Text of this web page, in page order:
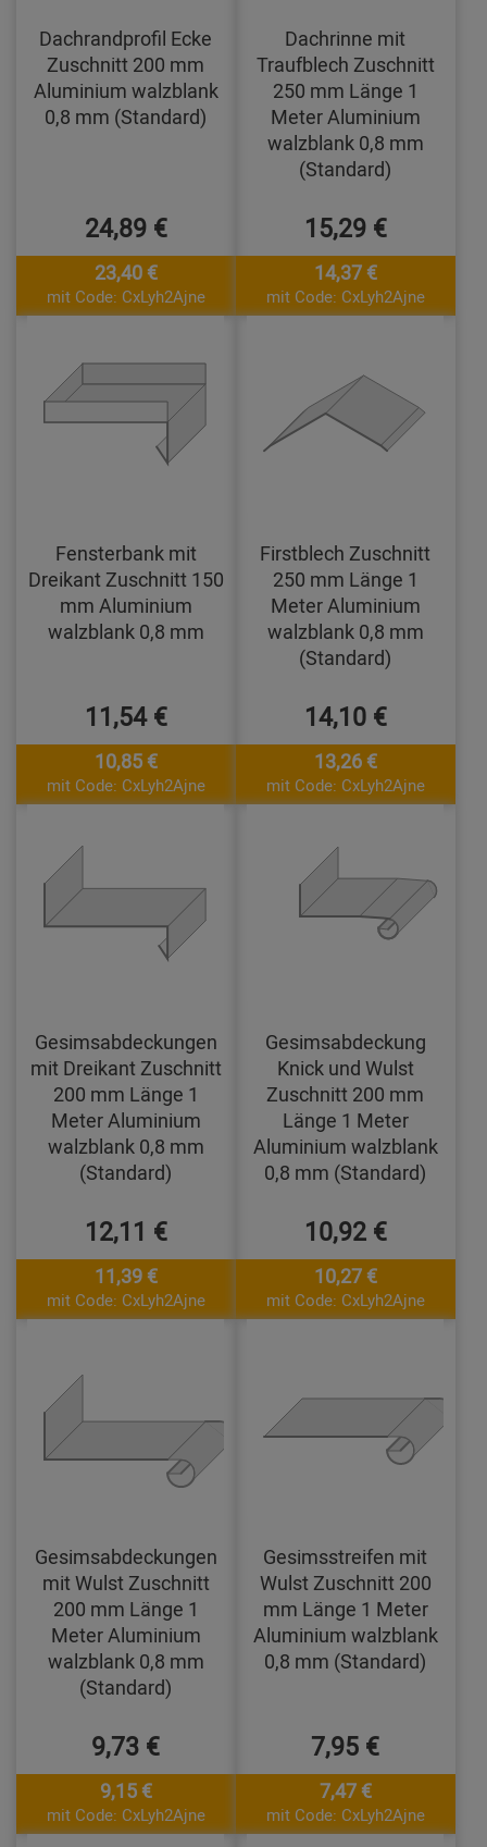
Dachrandprofil Ecke
Zuschnitt 200 mm
Aluminium walzblank
0,8 mm (Standard)
24,89 €
23,40 €
mit Code: CxLyh2Ajne
Dachrinne mit
Traufblech Zuschnitt
250 mm Länge 1
Meter Aluminium
walzblank 0,8 mm
(Standard)
15,29 €
14,37 €
mit Code: CxLyh2Ajne
Fensterbank mit
Dreikant Zuschnitt 150
mm Aluminium
walzblank 0,8 mm
11,54 €
10,85 €
mit Code: CxLyh2Ajne
Firstblech Zuschnitt
250 mm Länge 1
Meter Aluminium
walzblank 0,8 mm
(Standard)
14,10 €
13,26 €
mit Code: CxLyh2Ajne
Gesimsabdeckungen
mit Dreikant Zuschnitt
200 mm Länge 1
Meter Aluminium
walzblank 0,8 mm
(Standard)
12,11 €
11,39 €
mit Code: CxLyh2Ajne
Gesimsabdeckung
Knick und Wulst
Zuschnitt 200 mm
Länge 1 Meter
Aluminium walzblank
0,8 mm (Standard)
10,92 €
10,27 €
mit Code: CxLyh2Ajne
Gesimsabdeckungen
mit Wulst Zuschnitt
200 mm Länge 1
Meter Aluminium
walzblank 0,8 mm
(Standard)
9,73 €
9,15 €
mit Code: CxLyh2Ajne
Gesimsstreifen mit
Wulst Zuschnitt 200
mm Länge 1 Meter
Aluminium walzblank
0,8 mm (Standard)
7,95 €
7,47 €
mit Code: CxLyh2Ajne